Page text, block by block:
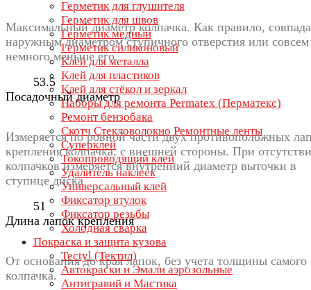
Герметик для глушителя
Герметик для швов
Герметик медный
Герметик силиконовый
Клей для металла
Клей для пластиков
Клей для стёкол и зеркал
Наборы для ремонта Permatex (Перматекс)
Ремонт бензобака
Скотч Стекловолокно Ремонтные ленты
Суперклей
Токопроводящий клей
Удалитель наклеек
Универсальный клей
Фиксатор втулок
Фиксатор резьбы
Холодная сварка
Покраска и защита кузова
Tectyl (Тектил)
Автокраски и Эмали аэрозольные
Антигравий и Мастика
Максимальный диаметр колпачка. Как правило,
наружным диаметром ступичного отверстия или совсем
немного меньше его.
53.5
Посадочный диаметр
Измеряется по ровной части двух противоположных
крепления колпачка, с внешней стороны. При
колпачков измеряется внутренний диаметр выточки в
ступице диска
51
Длина лапок крепления
От основания до края лапок, без учета толщины самого
колпачка.